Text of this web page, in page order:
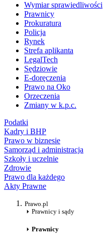
Wymiar sprawiedliwości
Prawnicy
Prokuratura
Policja
Rynek
Strefa aplikanta
LegalTech
Sędziowie
E-doręczenia
Prawo na Oko
Orzeczenia
Zmiany w k.p.c.
Podatki
Kadry i BHP
Prawo w biznesie
Samorząd i administracja
Szkoły i uczelnie
Zdrowie
Prawo dla każdego
Akty Prawne
Prawo.pl
Prawnicy i sądy
Prawnicy